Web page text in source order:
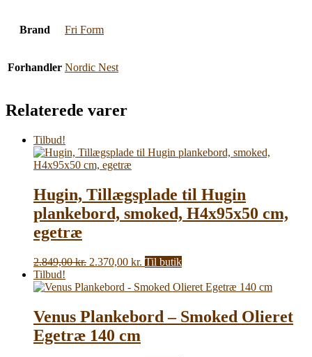
Brand Fri Form
Forhandler Nordic Nest
Relaterede varer
Tilbud!
Hugin, Tillægsplade til Hugin
plankebord, smoked, H4x95x50 cm,
egetræ
2.849,00kr. Den
pris
2.849,00 kr..
2.370,00 kr. Den
pris
2.370,00 kr..
Til butik
Tilbud!
Venus Plankebord – Smoked Olieret
Egetræ 140 cm